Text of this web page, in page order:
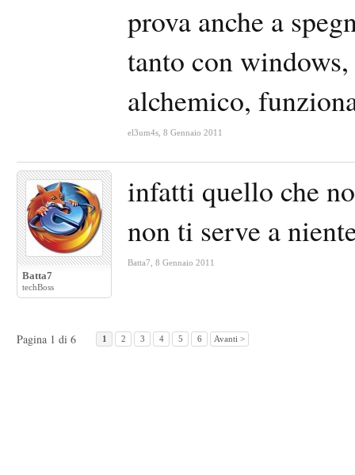
prova anche a
tanto con
alchemico,
el3um4s 8 Gennaio 2011
Batta7
techBoss
infatti quello che
non ti serve a
Batta7 8 Gennaio 2011
Pagina 1 di 6 1 2 3 4 5 6 Avanti >